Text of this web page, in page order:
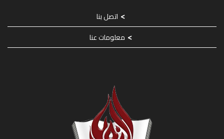
اتصل بنا
معلومات عنا